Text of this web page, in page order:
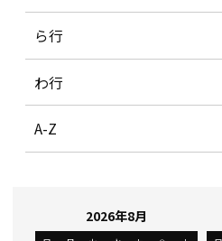
ら行
わ行
A-Z
2026年8月